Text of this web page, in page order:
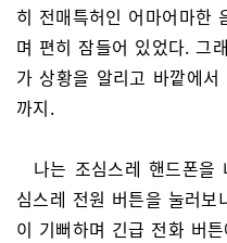
히 전매특허인 어마어마한
며 편히 잠들어 있었다. 그
가 상황을 알리고 바깥에
까지.
나는 조심스레 핸드폰
심스레 전원 버튼을 눌러
이 기뻐하며 긴급 전화 버